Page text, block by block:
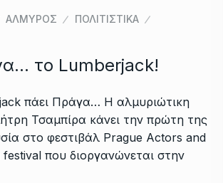
ΑΛΜΥΡΟΣ
ΠΟΛΙΤΙΣΤΙΚΑ
το Lumberjack!
πάει Πράγα… Η αλμυριώτικη
Τσαμπίρα κάνει την πρώτη της
στο φεστιβάλ Prague Actors and
που διοργανώνεται στην